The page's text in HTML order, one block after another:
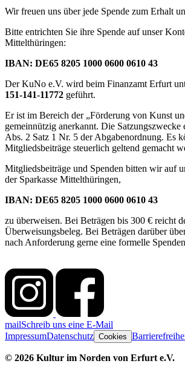
Wir freuen uns über jede Spende zum Erhalt
Bitte entrichten Sie ihre Spende auf unser
Mittelthüringen:
IBAN: DE65 8205 1000 0600 0610 43
Der KuNo e.V. wird beim Finanzamt Erfurt
151-141-11772 geführt.
Er ist im Bereich der „Förderung von Kunst
gemeinnützig anerkannt. Die Satzungszwecke
Abs. 2 Satz 1 Nr. 5 der Abgabenordnung. Es
Mitgliedsbeiträge steuerlich geltend gemacht
Mitgliedsbeiträge und Spenden bitten wir auf
der Sparkasse Mittelthüringen,
IBAN: DE65 8205 1000 0600 0610 43
zu überweisen. Bei Beträgen bis 300 € reicht
Überweisungsbeleg. Bei Beträgen darüber
nach Anforderung gerne eine formelle
mailSchreib uns eine E-Mail
ImpressumDatenschutz Cookies
© 2026 Kultur im Norden von Erfurt e.V.